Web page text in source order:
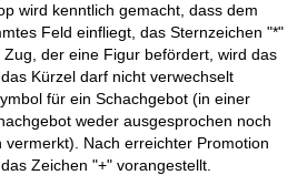
wird kenntlich gemacht, dass dem
Feld einfliegt, das Sternzeichen "*"
der eine Figur befördert, wird das
Kürzel darf nicht verwechselt
für ein Schachgebot (in einer
weder ausgesprochen noch
vermerkt). Nach erreichter Promotion
Zeichen "+" vorangestellt.